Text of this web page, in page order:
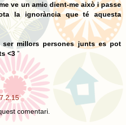
ve un amic dient-me això i passe
la ignorància que té aquesta
millors persones junts es pot
<3 ”
comentari.